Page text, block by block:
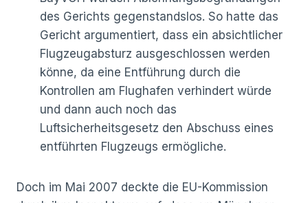
des Gerichts gegenstandslos. So hatte das
Gericht argumentiert, dass ein absichtlicher
Flugzeugabsturz ausgeschlossen werden
könne, da eine Entführung durch die
Kontrollen am Flughafen verhindert würde
und dann auch noch das
Luftsicherheitsgesetz den Abschuss eines
entführten Flugzeugs ermögliche.
Doch im Mai 2007 deckte die EU-Kommission